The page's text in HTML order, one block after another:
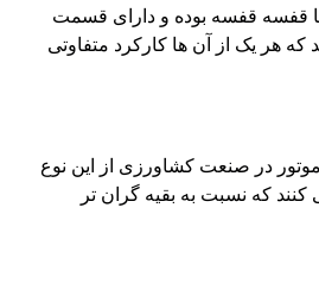
ها قفسه قفسه بوده و دارای قسمت
هر یک از آن ها کارکرد متفاوتی
در صنعت کشاورزی از این نوع
کنند که نسبت به بقیه گران تر